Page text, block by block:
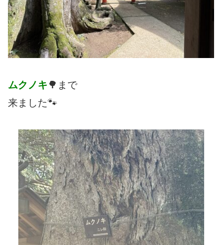
ムクノキ🌳まで
来ました🐾